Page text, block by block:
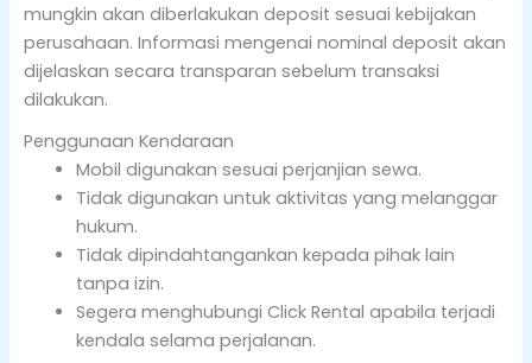
mungkin akan diberlakukan deposit sesuai kebijakan
perusahaan. Informasi mengenai nominal deposit akan
dijelaskan secara transparan sebelum transaksi
dilakukan.
Penggunaan Kendaraan
Mobil digunakan sesuai perjanjian sewa.
Tidak digunakan untuk aktivitas yang melanggar
hukum.
Tidak dipindahtangankan kepada pihak lain
tanpa izin.
Segera menghubungi Click Rental apabila terjadi
kendala selama perjalanan.